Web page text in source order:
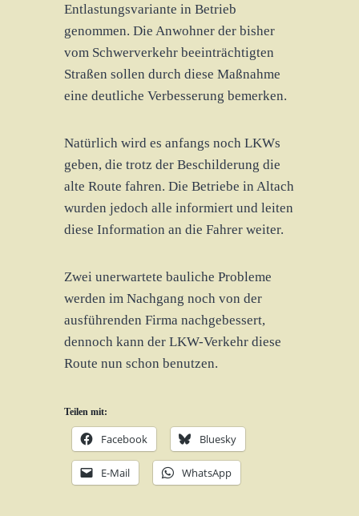
Entlastungsvariante in Betrieb
genommen. Die Anwohner der bisher
vom Schwerverkehr beeinträchtigten
Straßen sollen durch diese Maßnahme
eine deutliche Verbesserung bemerken.
Natürlich wird es anfangs noch LKWs
geben, die trotz der Beschilderung die
alte Route fahren. Die Betriebe in Altach
wurden jedoch alle informiert und leiten
diese Information an die Fahrer weiter.
Zwei unerwartete bauliche Probleme
werden im Nachgang noch von der
ausführenden Firma nachgebessert,
dennoch kann der LKW-Verkehr diese
Route nun schon benutzen.
Teilen mit:
Facebook Bluesky
E-Mail WhatsApp